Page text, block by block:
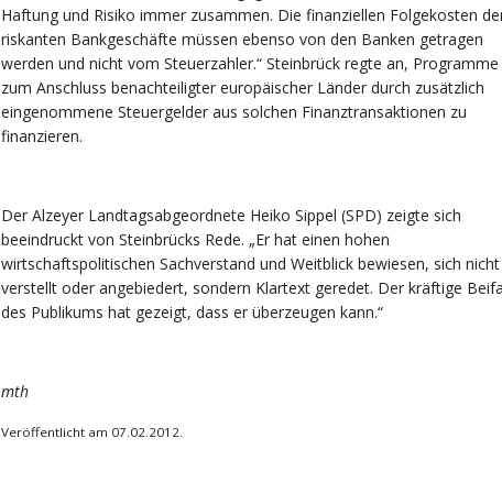
Haftung und Risiko immer zusammen. Die finanziellen Folgekosten
riskanten Bankgeschäfte müssen ebenso von den Banken getragen
werden und nicht vom Steuerzahler.“ Steinbrück regte an, Programme
zum Anschluss benachteiligter europäischer Länder durch zusätzlich
eingenommene Steuergelder aus solchen Finanztransaktionen zu
finanzieren.
Der Alzeyer Landtagsabgeordnete Heiko Sippel (SPD) zeigte sich
beeindruckt von Steinbrücks Rede. „Er hat einen hohen
wirtschaftspolitischen Sachverstand und Weitblick bewiesen, sich nicht
verstellt oder angebiedert, sondern Klartext geredet. Der kräftige
des Publikums hat gezeigt, dass er überzeugen kann.“
mth
Veröffentlicht am 07.02.2012.